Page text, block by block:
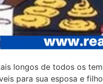
longos de todos os
para sua esposa e